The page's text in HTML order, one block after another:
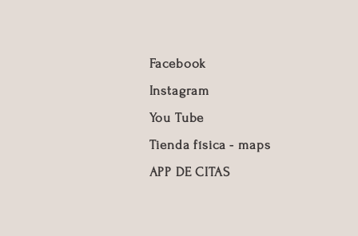
Facebook
Instagram
You Tube
Tienda física - maps
APP DE CITAS